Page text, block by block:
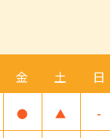
金 土 日
● ▲ -